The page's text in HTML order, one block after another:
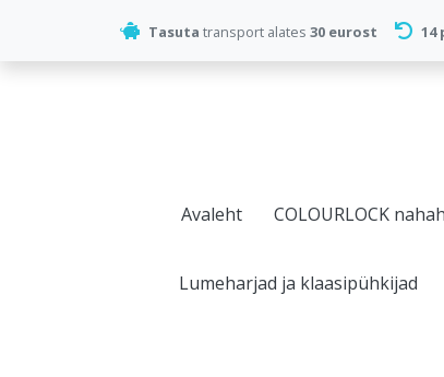
Tasuta transport alates 30 eurost 14
Avaleht COLOURLOCK
Lumeharjad ja klaasipühkijad